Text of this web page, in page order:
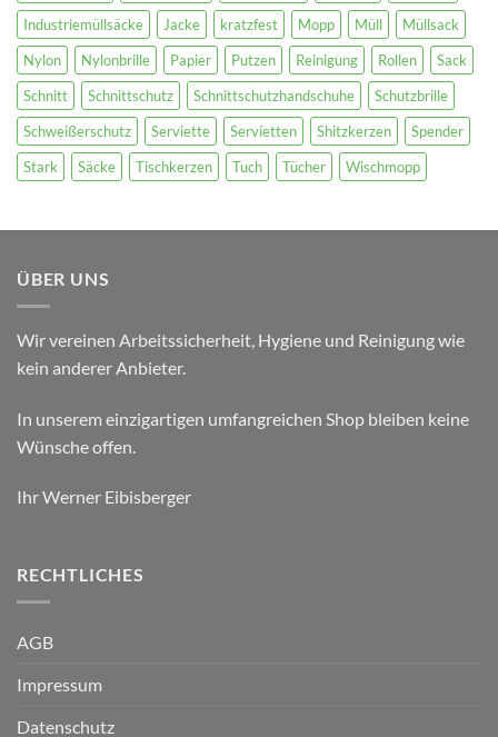
Industriemüllsäcke
Jacke kratzfest Mopp Müll
Müllsack
Nylon
Nylonbrille Papier Putzen Reinigung Rollen
Sack
Schnitt
Schnittschutz Schnittschutzhandschuhe
Schutzbrille
Schweißerschutz
Serviette Servietten Shitzkerzen
Spender
Stark
Säcke Tischkerzen Tuch Tücher Wischmopp
ÜBER UNS
Wir vereinen Arbeitssicherheit, Hygiene und Reinigung wie
kein anderer Anbieter.
In unserem einzigartigen umfangreichen Shop bleiben keine
Wünsche offen.
Ihr Werner Eibisberger
RECHTLICHES
AGB
Impressum
Datenschutz